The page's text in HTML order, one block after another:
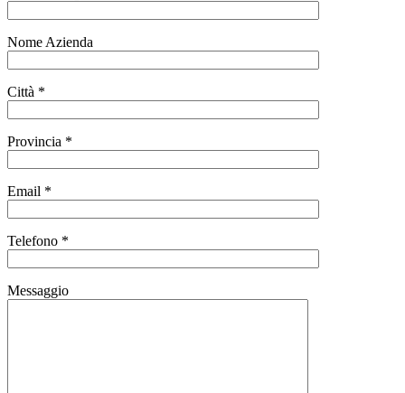
Nome Azienda
Città *
Provincia *
Email *
Telefono *
Messaggio